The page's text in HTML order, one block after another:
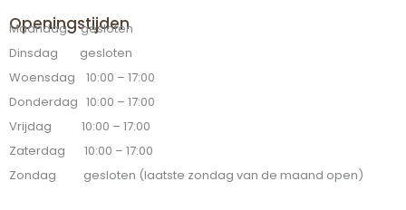
Openingstijden
Maandag gesloten
Dinsdag gesloten
Woensdag 10:00 – 17:00
Donderdag 10:00 – 17:00
Vrijdag 10:00 – 17:00
Zaterdag 10:00 – 17:00
Zondag gesloten (laatste zondag van de maand open)